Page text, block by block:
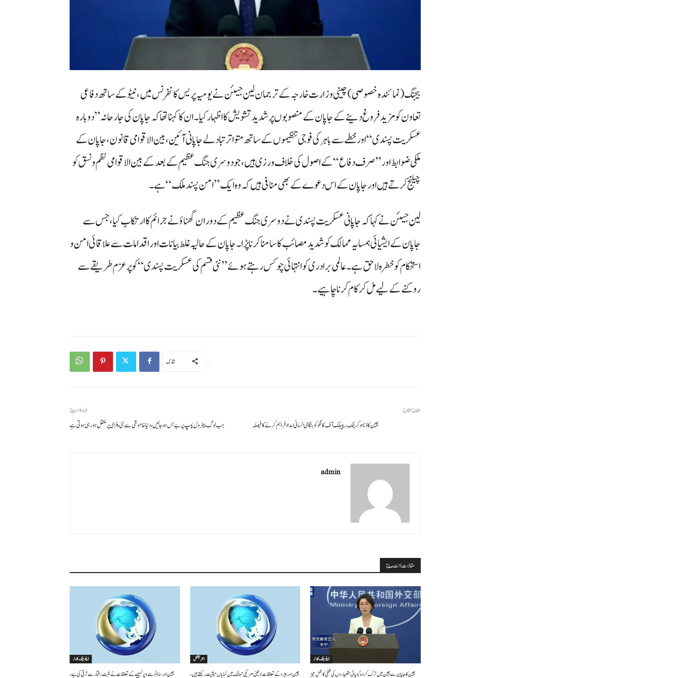
بیجنگ (نمائندہ خصوصی)چینی وزارت خارجہ کے ترجمان لین جیئن نے یومیہ پریس کانفرنس میں، نیٹو کے ساتھ دفاعی
تعاون کو مزید فروغ دینے کے جاپان کے منصوبوں پر شدید تشویش کا اظہار کیا۔ ان کا کہنا تھا کہ جاپان کی جارحانہ ”دوبارہ
عسکریت پسندی“ اور خطے سے باہر کی فوجی تنظیموں کے ساتھ متواتر تبادلے جاپانی آئین، بین الاقوامی قانون، جاپان کے
ملکی ضوابط اور ”صرف دفاع“ کے اصول کی خلاف ورزی ہیں، جو دوسری جنگ عظیم کے بعد کے بین الاقوامی نظم و نسق کو
چیلنج کرتے ہیں اور جاپان کے اس دعوے کے بھی منافی ہیں کہ وہ ایک ”امن پسند ملک“ ہے۔
لین جیئن نے کہا کہ جاپانی عسکریت پسندی نے دوسری جنگ عظیم کے دوران گھناؤنے جرائم کا ارتکاب کیا، جس سے
جاپان کے ایشیائی ہمسایہ ممالک کو شدید مصائب کا سامنا کرنا پڑا۔ جاپان کے حالیہ غلط بیانات اور اقدامات سے علاقائی امن و
استحکام کو خطرہ لاحق ہے۔ عالمی برادری کو انتہائی چوکس رہتے ہوئے ”نئی قسم کی عسکریت پسندی“ کو پرعزم طریقے سے
روکنے کے لیے مل کر کام کرنا چاہیے۔
شارك
المادة السابقة
جب لوگ پیٹرول پمپ پر بے بس ہو جائیں، دنیا خاموشی سے نئی پٹڑی پر منتقل ہو رہی ہوتی ہے
المقالة القادمة
چین کا ڈیموکریٹک ریپبلک آف کانگو کو ہنگامی انسانی امداد فراہم کرنے کا فیصلہ
admin
مقالات ذات صلة
ڈپلومیٹک کارنر
چین کا جاپان سے چین میں ترک کردہ کیمیائی ہتھیاروں کی تلفی کا عمل تیز
انٹرنیشنل
چین اور پیرو کے تعلقات لاطینی امریکی ممالک میں نمایاں حیثیت رکھتے ہیں،
ڈپلومیٹک کارنر
چین اور ساؤ ٹومے و پرنسیپے کے تعلقات نے مثبت رفتار سے ترقی کی ہے،